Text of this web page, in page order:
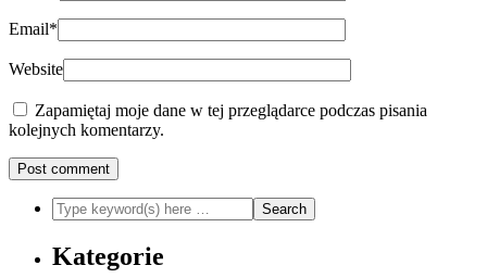
Email*
Website
Zapamiętaj moje dane w tej przeglądarce podczas pisania
kolejnych komentarzy.
Kategorie